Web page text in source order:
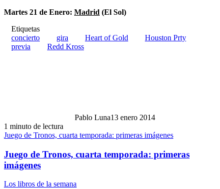
Martes 21 de Enero: Madrid (El Sol)
Etiquetas
concierto
gira Heart of Gold
Houston Prty
previa
Redd Kross
Pablo Luna13 enero 2014
1 minuto de lectura
Juego de Tronos, cuarta temporada: primeras imágenes
Juego de Tronos, cuarta temporada: primeras
imágenes
Los libros de la semana